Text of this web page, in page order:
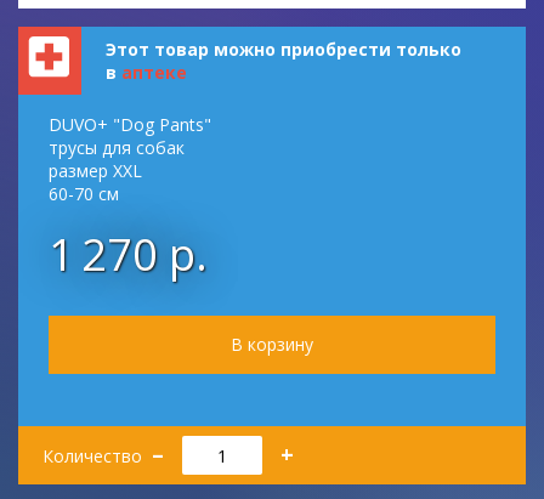
Этот товар можно приобрести только
в аптеке
DUVO+ "Dog Pants"
трусы для собак
размер XXL
60-70 см
1 270 р.
Количество
Количество
– +